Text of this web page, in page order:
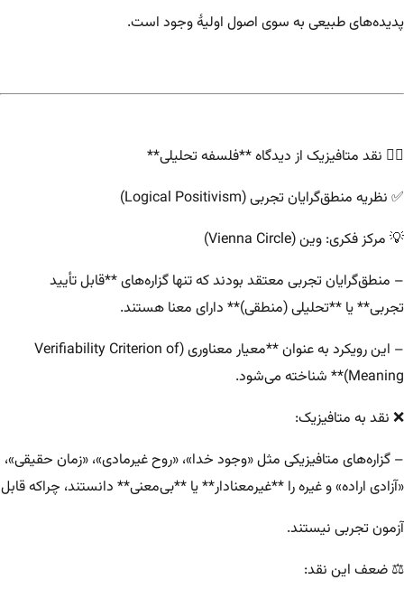
پدیده‌های طبیعی به سوی اصول اولیهٔ وجود است.
۱️⃣ نقد متافیزیک از دیدگاه **فلسفه تحلیلی**
✅ نظریه منطق‌گرایان تجربی (Logical Positivism)
💡 مرکز فکری: وین (Vienna Circle)
– منطق‌گرایان تجربی معتقد بودند که تنها گزاره‌های **قابل تأیید
تجربی** یا **تحلیلی (منطقی)** دارای معنا هستند.
– این رویکرد به عنوان **معیار معناوری (Verifiability Criterion of
Meaning)** شناخته می‌شود.
❌ نقد به متافیزیک:
– گزاره‌های متافیزیکی مثل «وجود خدا»، «روح غیرمادی»، «زمان حقیقی»،
«آزادی اراده» و غیره را **غیرمعنادار** یا **بی‌معنی** دانستند، چراکه قابل
آزمون تجربی نیستند.
⚖️ ضعف این نقد: